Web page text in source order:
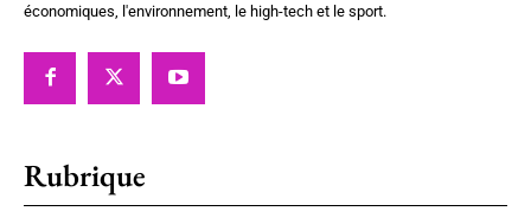
économiques, l'environnement, le high-tech et le sport.
Rubrique